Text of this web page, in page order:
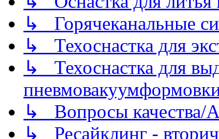
↳ Горячеканальные
↳ Техоснастка для
↳ Техоснастка для
↳ Вопросы качества/
↳ Ресайклинг -